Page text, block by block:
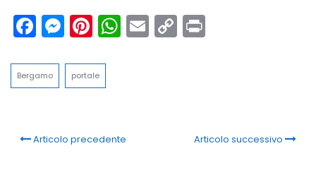
Facebook
Messenger
Pinterest
WhatsApp
Email
Copy
Link
Bergamo portale
Articolo precedente Articolo successivo